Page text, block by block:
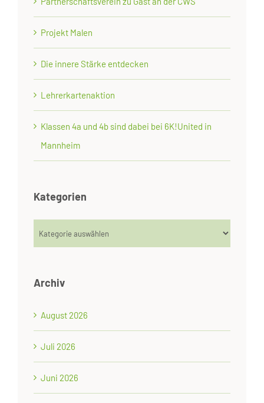
Projekt Malen
Die innere Stärke entdecken
Lehrerkartenaktion
Klassen 4a und 4b sind dabei bei 6K!United in
Mannheim
Kategorien
Kategorien
Archiv
August 2026
Juli 2026
Juni 2026